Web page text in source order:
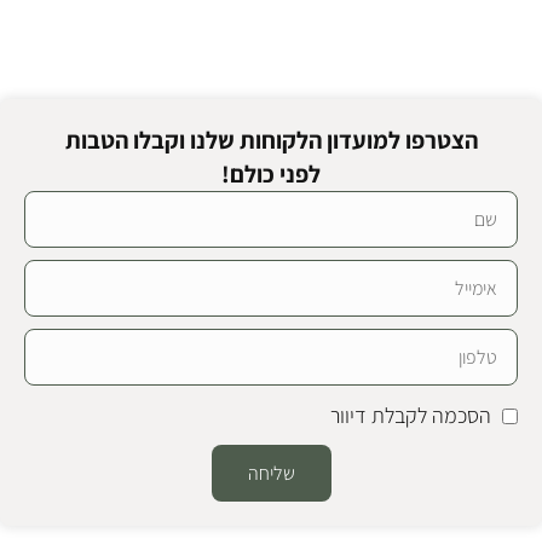
הצטרפו למועדון הלקוחות שלנו וקבלו הטבות
לפני כולם!
הסכמה לקבלת דיוור
שליחה